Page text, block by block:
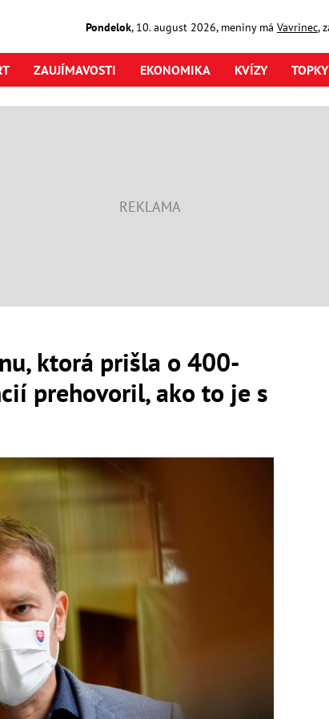
Pondelok, 10. august2026, meniny má Vavrinec,
ZAUJÍMAVOSTI EKONOMIKA KVÍZY
ktorá prišla o 400-
prehovoril, ako to je s